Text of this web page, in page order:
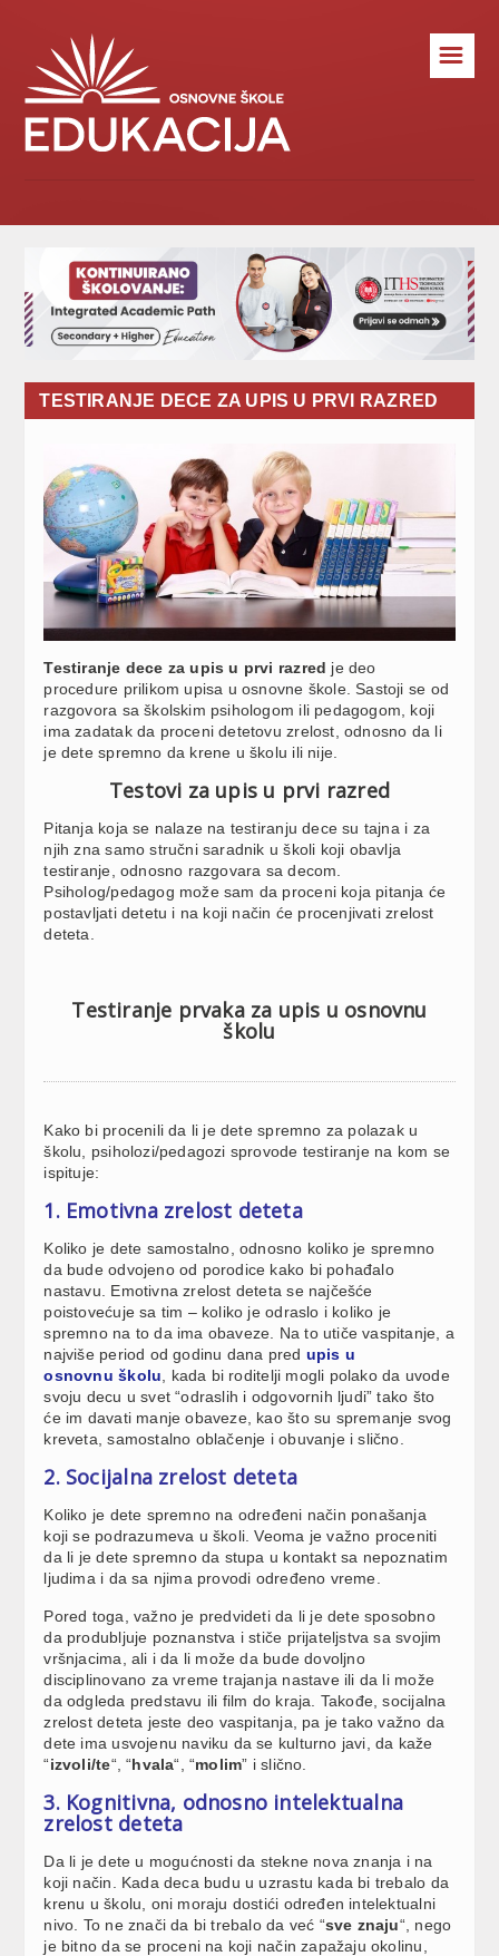
☰
TESTIRANJE DECE ZA UPIS U PRVI RAZRED
Testiranje dece za upis u prvi razred je deo
procedure prilikom upisa u osnovne škole. Sastoji se od
razgovora sa školskim psihologom ili pedagogom, koji
ima zadatak da proceni detetovu zrelost, odnosno da li
je dete spremno da krene u školu ili nije.
Testovi za upis u prvi razred
Pitanja koja se nalaze na testiranju dece su tajna i za
njih zna samo stručni saradnik u školi koji obavlja
testiranje, odnosno razgovara sa decom.
Psiholog/pedagog može sam da proceni koja pitanja će
postavljati detetu i na koji način će procenjivati zrelost
deteta.
Testiranje prvaka za upis u osnovnu
školu
Kako bi procenili da li je dete spremno za polazak u
školu, psiholozi/pedagozi sprovode testiranje na kom se
ispituje:
1. Emotivna zrelost deteta
Koliko je dete samostalno, odnosno koliko je spremno
da bude odvojeno od porodice kako bi pohađalo
nastavu. Emotivna zrelost deteta se najčešće
poistovećuje sa tim – koliko je odraslo i koliko je
spremno na to da ima obaveze. Na to utiče vaspitanje, a
najviše period od godinu dana pred upis u
osnovnu školu , kada bi roditelji mogli polako da uvode
svoju decu u svet “odraslih i odgovornih ljudi” tako što
će im davati manje obaveze, kao što su spremanje svog
kreveta, samostalno oblačenje i obuvanje i slično.
2. Socijalna zrelost deteta
Koliko je dete spremno na određeni način ponašanja
koji se podrazumeva u školi. Veoma je važno proceniti
da li je dete spremno da stupa u kontakt sa nepoznatim
ljudima i da sa njima provodi određeno vreme.
Pored toga, važno je predvideti da li je dete sposobno
da produbljuje poznanstva i stiče prijateljstva sa svojim
vršnjacima, ali i da li može da bude dovoljno
disciplinovano za vreme trajanja nastave ili da li može
da odgleda predstavu ili film do kraja. Takođe, socijalna
zrelost deteta jeste deo vaspitanja, pa je tako važno da
dete ima usvojenu naviku da se kulturno javi, da kaže
“izvoli/te“, “hvala“, “molim” i slično.
3. Kognitivna, odnosno intelektualna
zrelost deteta
Da li je dete u mogućnosti da stekne nova znanja i na
koji način. Kada deca budu u uzrastu kada bi trebalo da
krenu u školu, oni moraju dostići određen intelektualni
nivo. To ne znači da bi trebalo da već “sve znaju“, nego
je bitno da se proceni na koji način zapažaju okolinu,